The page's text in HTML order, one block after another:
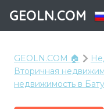
GEOLN.COM
GEOLN.COM 🏠
Вторичная
недвижимость в